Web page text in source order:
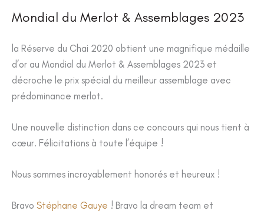
Mondial du Merlot & Assemblages 2023
la Réserve du Chai 2020 obtient une magnifique médaille
d’or au Mondial du Merlot & Assemblages 2023 et
décroche le prix spécial du meilleur assemblage avec
prédominance merlot.
Une nouvelle distinction dans ce concours qui nous tient à
cœur. Félicitations à toute l’équipe !
Nous sommes incroyablement honorés et heureux !
Bravo Stéphane Gauye ! Bravo la dream team et